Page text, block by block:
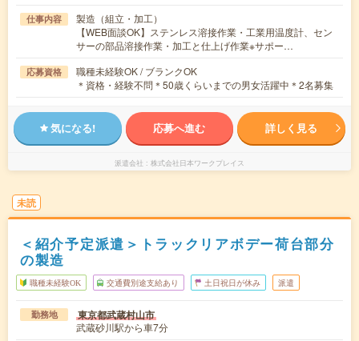
仕事内容
製造（組立・加工）
【WEB面談OK】ステンレス溶接作業・工業用温度計、セン
サーの部品溶接作業・加工と仕上げ作業※サポー…
応募資格
職種未経験OK / ブランクOK
＊資格・経験不問＊50歳くらいまでの男女活躍中＊2名募集
気になる! 応募へ進む 詳しく見る
派遣会社 株式会社日本ワークプレイス
未読
＜紹介予定派遣＞トラックリアボデー荷台部分
の製造
職種未経験OK 交通費別途支給あり 土日祝日が休み 派遣
勤務地 東京都武蔵村山市
武蔵砂川駅から車7分